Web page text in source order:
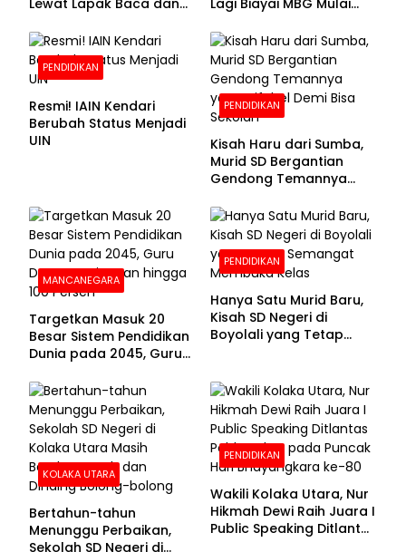
Lewat Lapak Baca dan
Lagi Biayai MBG Mulai
PENDIDIKAN
Resmi! IAIN Kendari
Berubah Status Menjadi
UIN
PENDIDIKAN
Kisah Haru dari Sumba,
Murid SD Bergantian
Gendong Temannya
Sekolah
MANCANEGARA
Targetkan Masuk 20
Besar Sistem Pendidikan
Dunia pada 2045, Guru
100 Persen
PENDIDIKAN
Hanya Satu Murid Baru,
Kisah SD Negeri di
Boyolali yang Tetap
KOLAKA UTARA
Bertahun-tahun
Menunggu Perbaikan,
Sekolah SD Negeri di
PENDIDIKAN
Wakili Kolaka Utara, Nur
Hikmah Dewi Raih Juara I
Public Speaking Ditlantas